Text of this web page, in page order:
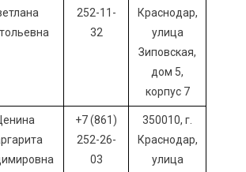
252-11-
32
Краснодар,
улица
Зиповская,
дом 5,
корпус 7
+7 (861)
252-26-
03
350010, г.
Краснодар,
улица